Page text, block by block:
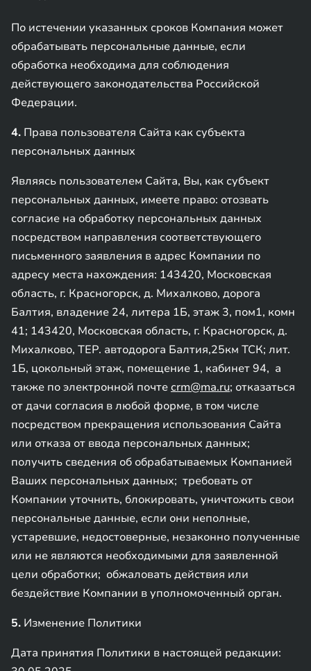
По истечении указанных сроков Компания может
обрабатывать персональные данные, если
обработка необходима для соблюдения
действующего законодательства Российской
Федерации.
4. Права пользователя Сайта как субъекта
персональных данных
Являясь пользователем Cайта, Вы, как субъект
персональных данных, имеете право: отозвать
согласие на обработку персональных данных
посредством направления соответствующего
письменного заявления в адрес Компании по
адресу места нахождения: 143420, Московская
область, г. Красногорск, д. Михалково, дорога
Балтия, владение 24, литера 1Б, этаж 3, пом1, комн
41; 143420, Московская область, г. Красногорск, д.
Михалково, ТЕР. автодорога Балтия,25км ТСК; лит.
1Б, цокольный этаж, помещение 1, кабинет 94, а
также по электронной почте crm@ma.ru; отказаться
от дачи согласия в любой форме, в том числе
посредством прекращения использования Сайта
или отказа от ввода персональных данных;
получить сведения об обрабатываемых Компанией
Ваших персональных данных; требовать от
Компании уточнить, блокировать, уничтожить свои
персональные данные, если они неполные,
устаревшие, недостоверные, незаконно полученные
или не являются необходимыми для заявленной
цели обработки; обжаловать действия или
бездействие Компании в уполномоченный орган.
5. Изменение Политики
Дата принятия Политики в настоящей редакции: